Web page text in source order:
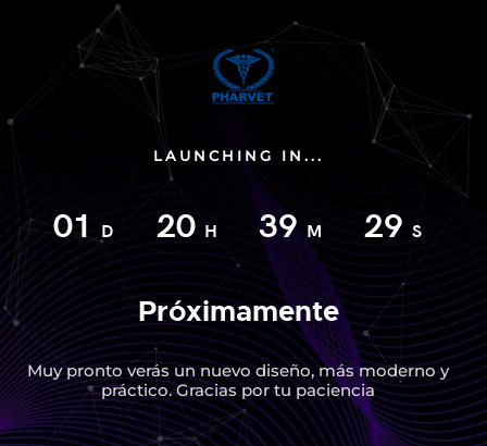
LAUNCHING IN...
01 D 20 H 39 M 29 S
Próximamente
Muy pronto verás un nuevo diseño, más moderno y
práctico. Gracias por tu paciencia